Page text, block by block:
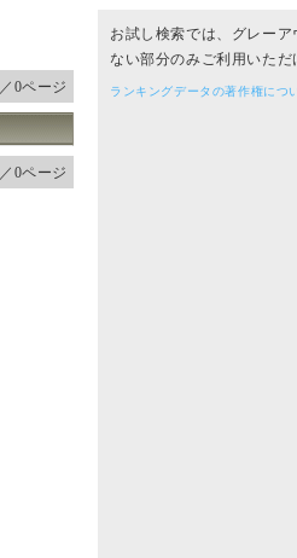
／0ページ
／0ページ
お試し検索では、グレーア
ない部分のみご利用いただ
ランキングデータの著作権につ